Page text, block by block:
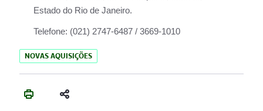
Estado do Rio de Janeiro.
Telefone: (021) 2747-6487 / 3669-1010
NOVAS AQUISIÇÕES